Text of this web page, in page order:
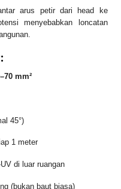
arus petir dari head ke
menyebabkan loncatan
mm²
45°)
1 meter
di luar ruangan
(bukan baut biasa)